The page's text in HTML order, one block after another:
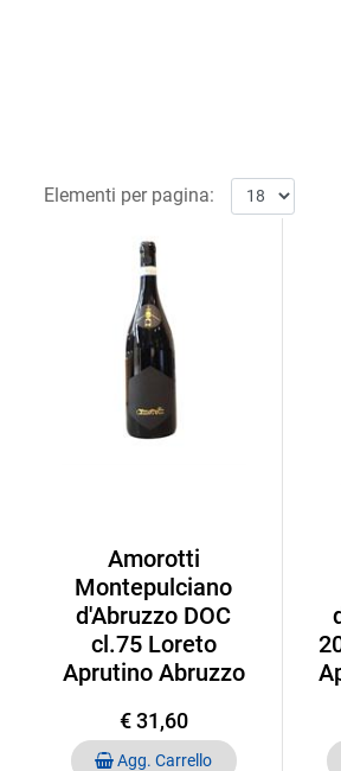
Elementi per pagina:
Amorotti
Montepulciano
d'Abruzzo DOC
cl.75 Loreto
Aprutino Abruzzo
€ 31,60
Quantità
Agg. Carrello